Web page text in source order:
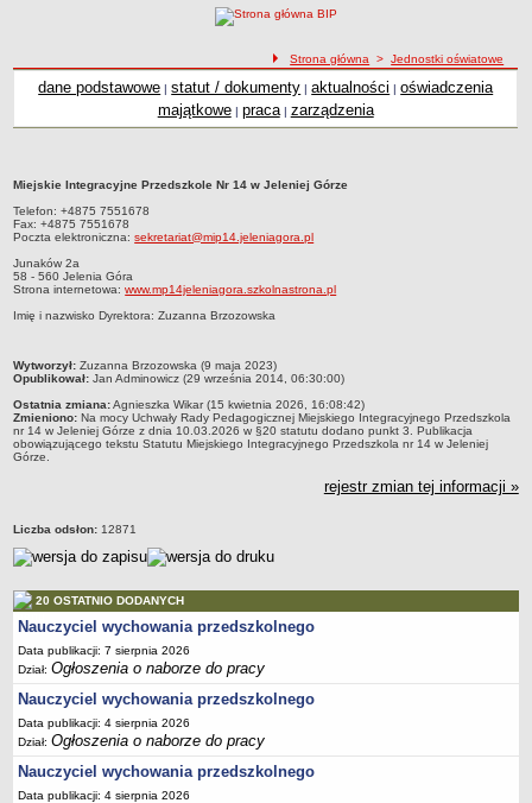
Szkoły podstawowe
Szkoły ponadpodstawowe
PRZETARGI
2018
2019
2021
2022
2023
2024
2021
2025
RAPORTY O STANIE DOSTĘPNOŚCI
ścieżka nawigacji
Strona główna >Jednostki oświatowe
dane podstawowe |statut / dokumenty |aktualności |oświadczenia
majątkowe| praca| zarządzenia
Miejskie Integracyjne Przedszkole Nr 14 w Jeleniej Górze Telefon: +4875
7551678Fax: +4875 7551678 Poczta elektroniczna:
sekretariat@mip14.jeleniagora.plJunaków 2a58 - 560 Jelenia GóraStrona
internetowa: www.mp14jeleniagora.szkolnastrona.pl Imię i nazwisko Dyrektora:
Miejskie Integracyjne Przedszkole Nr 14 w Jeleniej Górze
Telefon: +4875 7551678
Fax: +4875 7551678
Poczta elektroniczna:sekretariat@mip14.jeleniagora.pl
Junaków 2a
58 - 560 Jelenia Góra
Strona internetowa:www.mp14jeleniagora.szkolnastrona.pl
Imię i nazwisko Dyrektora: Zuzanna Brzozowska
metryczka
Wytworzył: Zuzanna Brzozowska (9 maja 2023)
Opublikował: Jan Adminowicz (29 września 2014, 06:30:00)
Ostatnia zmiana:Agnieszka Wikar (15 kwietnia 2026, 16:08:42)
Zmieniono: Na mocy Uchwały Rady Pedagogicznej Miejskiego Integracyjnego Przedszkola
nr 14 w Jeleniej Górze z dnia 10.03.2026 w §20 statutu dodano punkt 3. Publikacja
obowiązującego tekstu Statutu Miejskiego Integracyjnego Przedszkola nr 14 w Jeleniej
Górze.
rejestr zmian tej informacji »
Liczba odsłon: 12871
20 OSTATNIO DODANYCH
Nauczyciel wychowania przedszkolnego
Data publikacji: 7 sierpnia 2026
Dział:Ogłoszenia o naborze do pracy
Nauczyciel wychowania przedszkolnego
Data publikacji: 4 sierpnia 2026
Dział:Ogłoszenia o naborze do pracy
Nauczyciel wychowania przedszkolnego
Data publikacji: 4 sierpnia 2026